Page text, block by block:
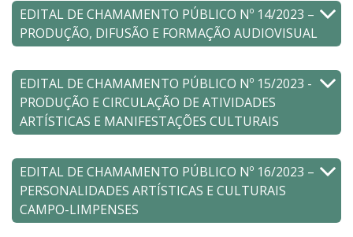
EDITAL DE CHAMAMENTO PÚBLICO Nº 14/2023 –
PRODUÇÃO, DIFUSÃO E FORMAÇÃO AUDIOVISUAL
EDITAL DE CHAMAMENTO PÚBLICO Nº 15/2023 -
PRODUÇÃO E CIRCULAÇÃO DE ATIVIDADES
ARTÍSTICAS E MANIFESTAÇÕES CULTURAIS
EDITAL DE CHAMAMENTO PÚBLICO Nº 16/2023 –
PERSONALIDADES ARTÍSTICAS E CULTURAIS
CAMPO-LIMPENSES